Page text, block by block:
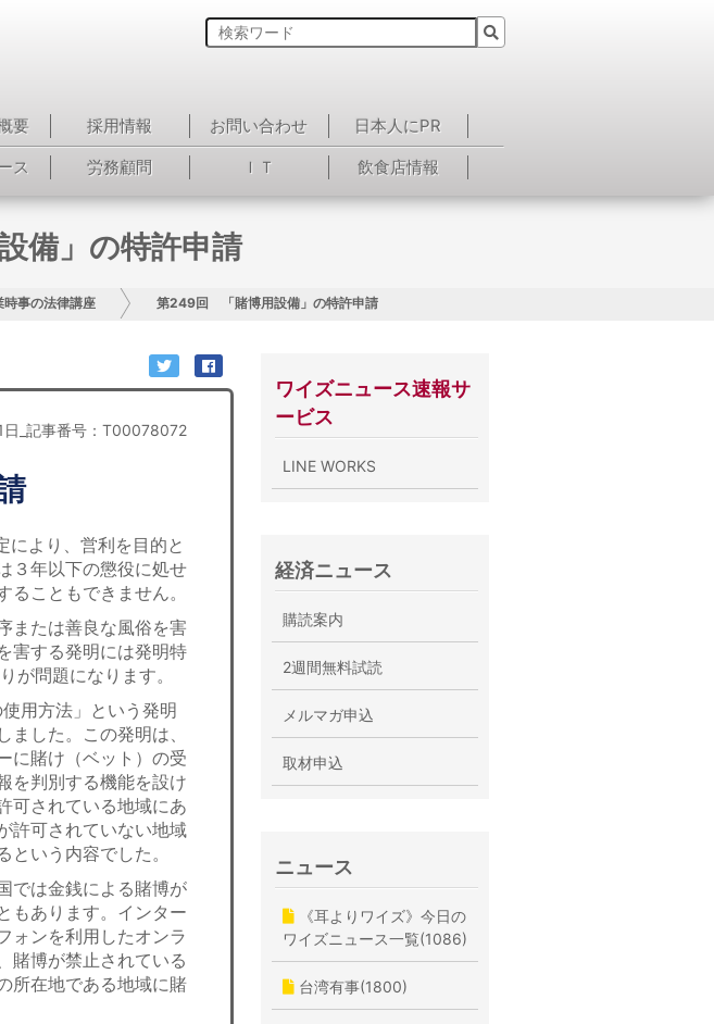
要 採用情報 お問い合わせ
日本人にPR
ス 労務顧問 ＩＴ 飲食店情報
備」の特許申請
時事の法律講座 第249回 「賭博用設備」の特許申請
日_記事番号：T00078072
より、営利を目的と
３年以下の懲役に処せ
こともできません。
または善良な風俗を害
害する発明には発明特
が問題になります。
用方法」という発明
した。この発明は、
に賭け（ベット）の受
を判別する機能を設け
可されている地域にあ
許可されていない地域
いう内容でした。
では金銭による賭博が
もあります。インター
ォンを利用したオンラ
賭博が禁止されている
所在地である地域に賭
ワイズニュース速報サ
ービス
LINE WORKS
経済ニュース
購読案内
2週間無料試読
メルマガ申込
取材申込
ニュース
《耳よりワイズ》今日の
ワイズニュース一覧(1086)
台湾有事(1800)